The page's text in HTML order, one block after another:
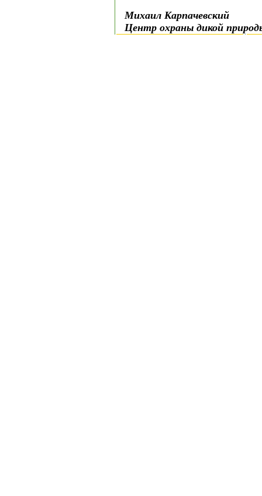
Михаил Карпачевский
Центр охраны дикой